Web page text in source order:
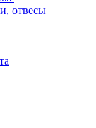
отвесы